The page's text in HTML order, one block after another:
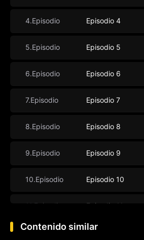
4.Episodio Episodio 4
5.Episodio Episodio 5
6.Episodio Episodio 6
7.Episodio Episodio 7
8.Episodio Episodio 8
9.Episodio Episodio 9
10.Episodio Episodio 10
11.Episodio Episodio 11
12.Episodio Episodio 12
Contenido similar